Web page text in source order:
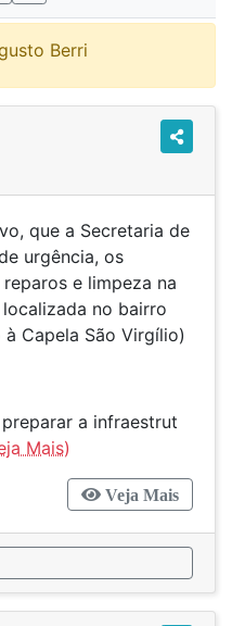
Berri
que a Secretaria de
urgência, os
e limpeza na
localizada no bairro
Capela São Virgílio)
a infraestrut
Veja Mais